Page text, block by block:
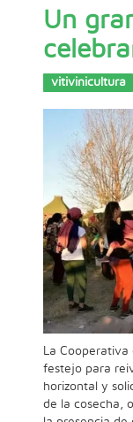
Un
vitivinicultura
La Cooperativa
festejo para
horizontal y
de la cosecha,